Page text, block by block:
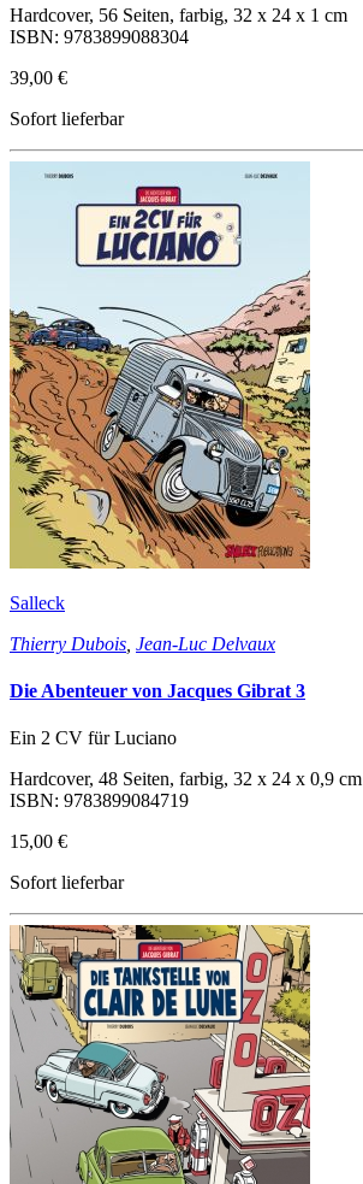
Hardcover, 56 Seiten, farbig, 32 x 24 x 1 cm
ISBN: 9783899088304
39,00 €
Sofort lieferbar
Salleck
Thierry Dubois Jean-Luc Delvaux
Die Abenteuer von Jacques Gibrat 3
Ein 2 CV für Luciano
Hardcover, 48 Seiten, farbig, 32 x 24 x 0,9 cm
ISBN: 9783899084719
15,00 €
Sofort lieferbar